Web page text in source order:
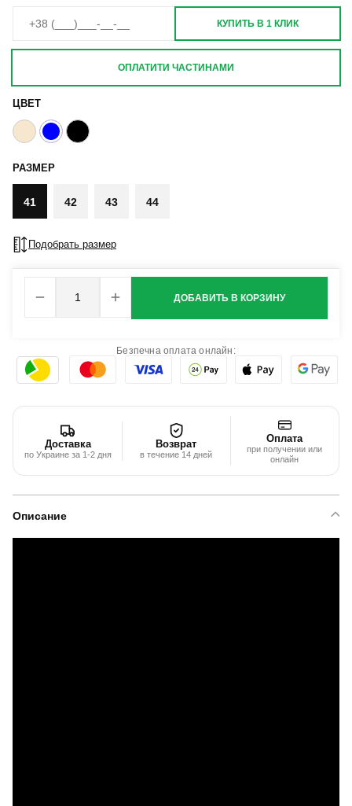
ЦВЕТ
РАЗМЕР
41 42 43 44
Подобрать размер
ДОБАВИТЬ В КОРЗИНУ
КУПИТЬ В 1 КЛИК
ОПЛАТИТИ ЧАСТИНАМИ
Безпечна оплата онлайн:
Доставка
по Украине за 1-2 дня
Возврат
в течение 14 дней
Оплата
при получении или
онлайн
Описание